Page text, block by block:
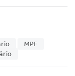
MPF